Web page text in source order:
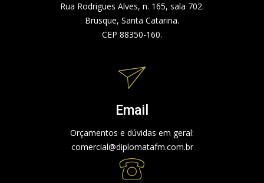
Rua Rodrigues Alves, n. 165, sala 702.
Brusque, Santa Catarina.
CEP 88350-160.
Email
Orçamentos e dúvidas em geral:
comercial@diplomatafm.com.br